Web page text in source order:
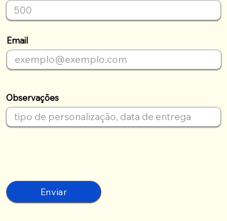
Email
Observações
Enviar